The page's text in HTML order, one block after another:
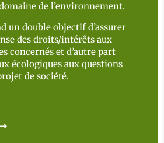
de l’environnement.
un double objectif d’assurer
des droits/intérêts aux
concernés et d’autre part
écologiques aux questions
de société.